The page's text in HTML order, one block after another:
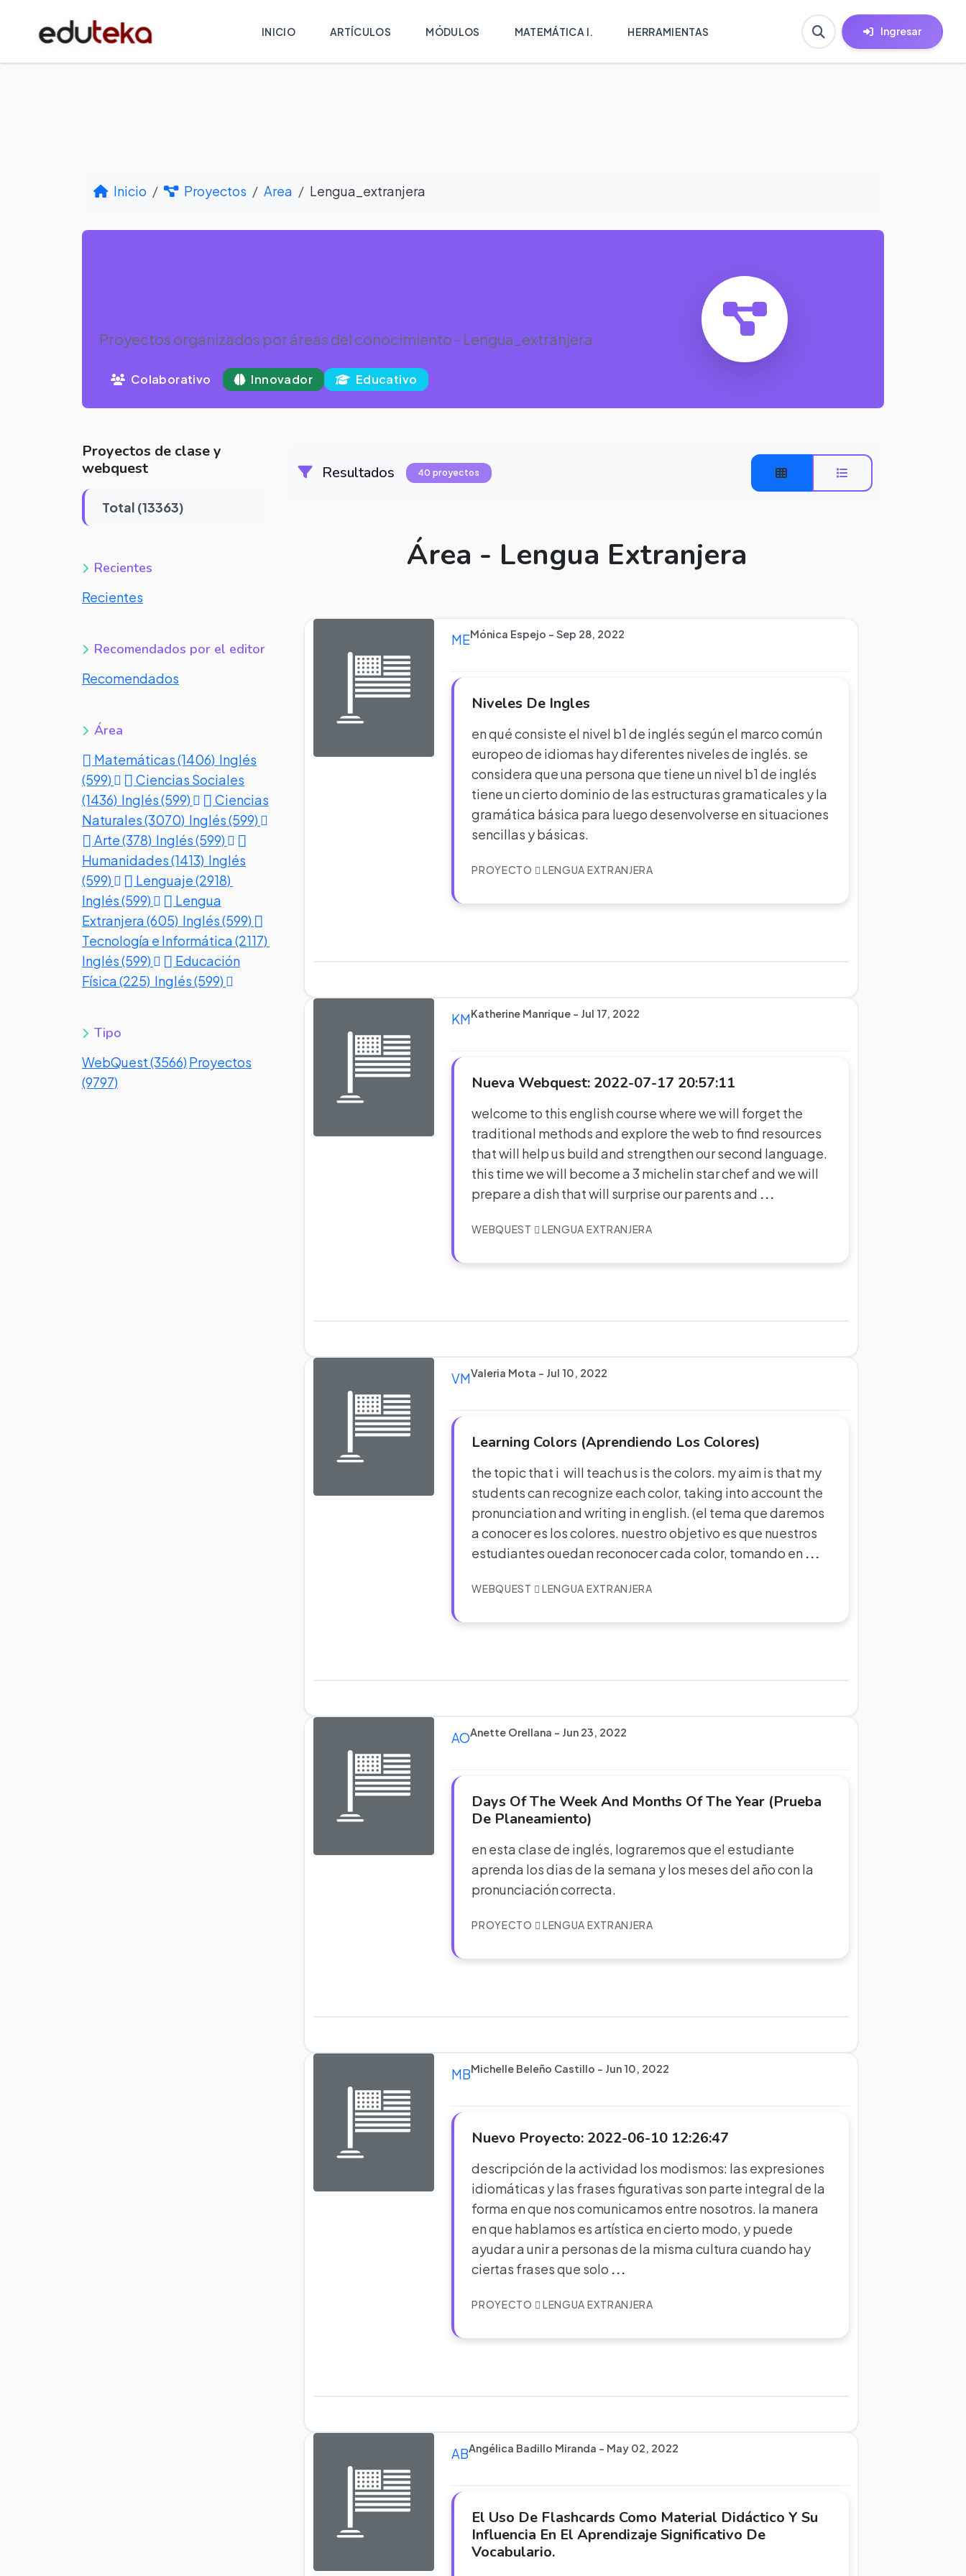
INICIO ARTÍCULOS MÓDULOS MATEMÁTICA I. HERRAMIENTAS Ingresar
Inicio Proyectos Area Lengua_extranjera
Proyectos organizados por áreas del conocimiento - Lengua_extranjera
Colaborativo Innovador Educativo
Proyectos de clase y
webquest
Total (13363)
Recientes
Recientes
Recomendados por el editor
Recomendados
Área
Matemáticas (1406) Inglés
(599)
Ciencias Sociales
(1436) Inglés (599)
Ciencias
Naturales (3070) Inglés (599)
Arte (378) Inglés (599)
Humanidades (1413) Inglés
(599)
Lenguaje (2918)
Inglés (599)
Lengua
Extranjera (605) Inglés (599)
Tecnología e Informática (2117)
Inglés (599)
Educación
Física (225) Inglés (599)
Tipo
WebQuest (3566) Proyectos
(9797)
Resultados 40 proyectos
Área - Lengua Extranjera
MEMónica Espejo - Sep 28, 2022
Niveles De Ingles
en qué consiste el nivel b1 de inglés según el marco común
europeo de idiomas hay diferentes niveles de inglés. se
considera que una persona que tiene un nivel b1 de inglés
tiene un cierto dominio de las estructuras gramaticales y la
gramática básica para luego desenvolverse en situaciones
sencillas y básicas.
PROYECTO LENGUA EXTRANJERA
KMKatherine Manrique - Jul 17, 2022
Nueva Webquest: 2022-07-17 20:57:11
welcome to this english course where we will forget the
traditional methods and explore the web to find resources
that will help us build and strengthen our second language.
this time we will become a 3 michelin star chef and we will
prepare a dish that will surprise our parents and ...
WEBQUEST LENGUA EXTRANJERA
VMValeria Mota - Jul 10, 2022
Learning Colors (Aprendiendo Los Colores)
the topic that i will teach us is the colors. my aim is that my
students can recognize each color, taking into account the
pronunciation and writing in english. (el tema que daremos
a conocer es los colores. nuestro objetivo es que nuestros
estudiantes ouedan reconocer cada color, tomando en ...
WEBQUEST LENGUA EXTRANJERA
AOAnette Orellana - Jun 23, 2022
Days Of The Week And Months Of The Year (Prueba
De Planeamiento)
en esta clase de inglés, lograremos que el estudiante
aprenda los dias de la semana y los meses del año con la
pronunciación correcta.
PROYECTO LENGUA EXTRANJERA
MBMichelle Beleño Castillo - Jun 10, 2022
Nuevo Proyecto: 2022-06-10 12:26:47
descripción de la actividad los modismos: las expresiones
idiomáticas y las frases figurativas son parte integral de la
forma en que nos comunicamos entre nosotros. la manera
en que hablamos es artística en cierto modo, y puede
ayudar a unir a personas de la misma cultura cuando hay
ciertas frases que solo ...
PROYECTO LENGUA EXTRANJERA
ABAngélica Badillo Miranda - May 02, 2022
El Uso De Flashcards Como Material Didáctico Y Su
Influencia En El Aprendizaje Significativo De
Vocabulario.